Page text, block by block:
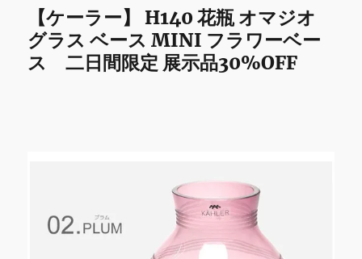
【ケーラー】 H140 花瓶 オマジオ
グラス ベース MINI フラワーベー
ス 二日間限定 展示品30%OFF